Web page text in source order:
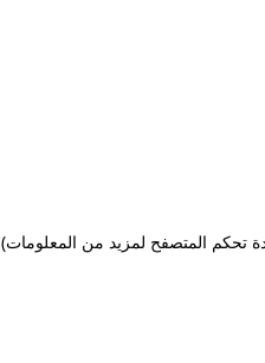
تحكم المتصفح لمزيد من المعلومات)